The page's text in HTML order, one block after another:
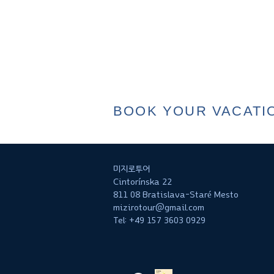
BOOK YOUR
미지로투어
Cintorínska 22
811 08 Bratislava-Staré Mesto
mizirotour@gmail.com
Tel: +49 157 3603 0929